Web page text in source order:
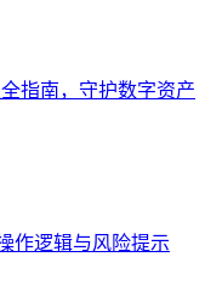
指南，守护数字资产
作逻辑与风险提示